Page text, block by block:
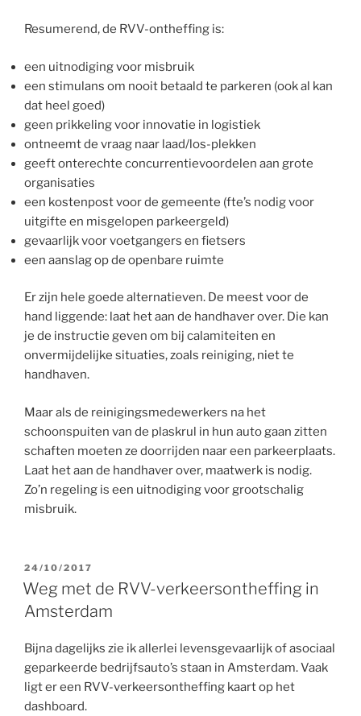
Resumerend, de RVV-ontheffing is:
een uitnodiging voor misbruik
een stimulans om nooit betaald te parkeren (ook al kan
dat heel goed)
geen prikkeling voor innovatie in logistiek
ontneemt de vraag naar laad/los-plekken
geeft onterechte concurrentievoordelen aan grote
organisaties
een kostenpost voor de gemeente (fte’s nodig voor
uitgifte en misgelopen parkeergeld)
gevaarlijk voor voetgangers en fietsers
een aanslag op de openbare ruimte
Er zijn hele goede alternatieven. De meest voor de
hand liggende: laat het aan de handhaver over. Die kan
je de instructie geven om bij calamiteiten en
onvermijdelijke situaties, zoals reiniging, niet te
handhaven.
Maar als de reinigingsmedewerkers na het
schoonspuiten van de plaskrul in hun auto gaan zitten
schaften moeten ze doorrijden naar een parkeerplaats.
Laat het aan de handhaver over, maatwerk is nodig.
Zo’n regeling is een uitnodiging voor grootschalig
misbruik.
GEPLAATST
OP
24/10/2017
Weg met de RVV-verkeersontheffing in
Amsterdam
Bijna dagelijks zie ik allerlei levensgevaarlijk of asociaal
geparkeerde bedrijfsauto’s staan in Amsterdam. Vaak
ligt er een RVV-verkeersontheffing kaart op het
dashboard.